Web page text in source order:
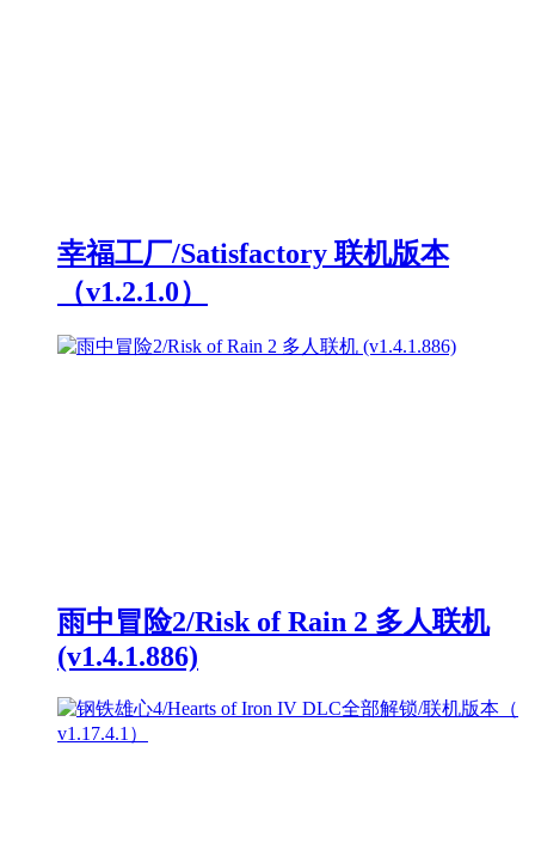
幸福工厂/Satisfactory 联机版本
（v1.2.1.0）
雨中冒险2/Risk of Rain 2 多人联机
(v1.4.1.886)